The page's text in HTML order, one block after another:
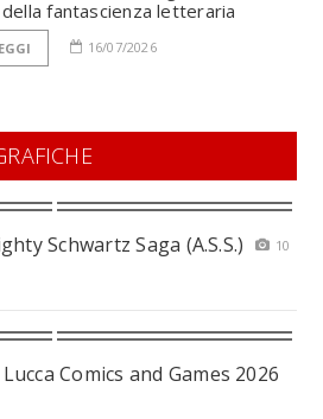
fantascienza letteraria
16/07/2026
Schwartz Saga (A.S.S.)
10
Comics and Games 2026